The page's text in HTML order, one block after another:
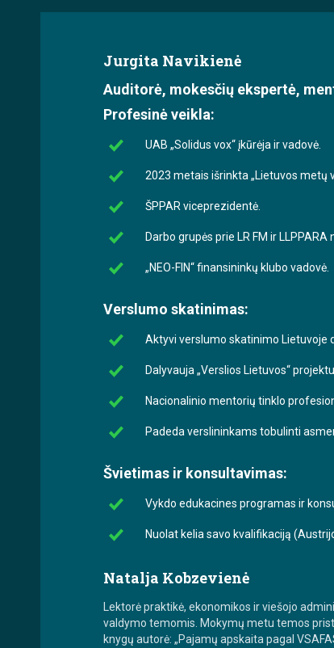
Jurgita Navikienė
Auditorė, mokesčių ekspertė,
Profesinė veikla:
UAB „Solidus vox“ įkūrėja ir vadovė.
2023 metais išrinkta „Lietuvos metų
ŠPPAR viceprezidentė.
Darbo grupės prie LR FM ir LLPPARA
„NEO-FIN“ finansininkų klubo vadovė.
Verslumo skatinimas:
Aktyvi verslumo skatinimo Lietuvoje
Dalyvauja „Verslios Lietuvos“
Nacionalinio mentorių tinklo
Padeda verslininkams tobulinti
Švietimas ir konsultavimas:
Vykdo edukacines programas ir
Nuolat kelia savo kvalifikaciją
Natalja Kobzevienė
Lektorė praktikė, ekonomikos ir viešojo
valdymo temomis. Mokymų metu temos
knygų autorė: „Pajamų apskaita pagal